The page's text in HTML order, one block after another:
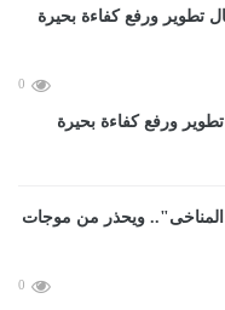
0
تطوير ورفع كفاءة بحيرة
0